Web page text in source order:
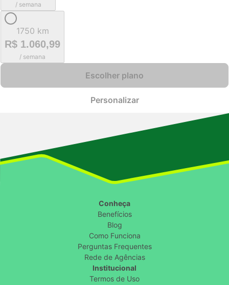
/ semana
1750 km
R$ 1.060,99
/ semana
Escolher plano
Personalizar
Conheça
Benefícios
Blog
Como Funciona
Perguntas Frequentes
Rede de Agências
Institucional
Termos de Uso